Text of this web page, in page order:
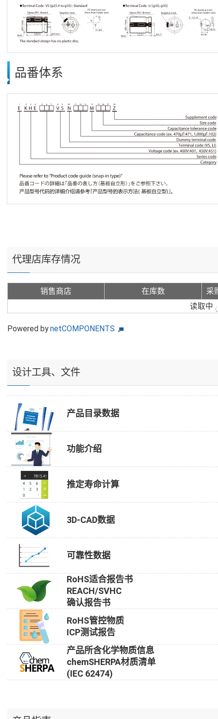
品番体系
代理店库存情况
销售商店 在库数
采
读取中
Powered bynetCOMPONENTS
设计工具、文件
产品目录数据
功能介绍
推定寿命计算
3D-CAD数据
可靠性数据
RoHS适合报告书
REACH/SVHC
确认报告书
RoHS管控物质
ICP测试报告
产品所含化学物质信息
chemSHERPA材质清单
(IEC 62474)